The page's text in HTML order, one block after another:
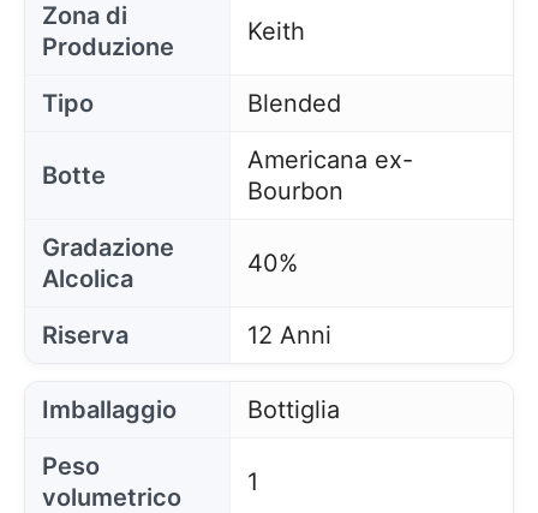
Zona di
Produzione
Keith
Tipo Blended
Botte
Americana ex-
Bourbon
Gradazione
Alcolica
40%
Riserva 12 Anni
Imballaggio
Bottiglia
Peso
volumetrico
1